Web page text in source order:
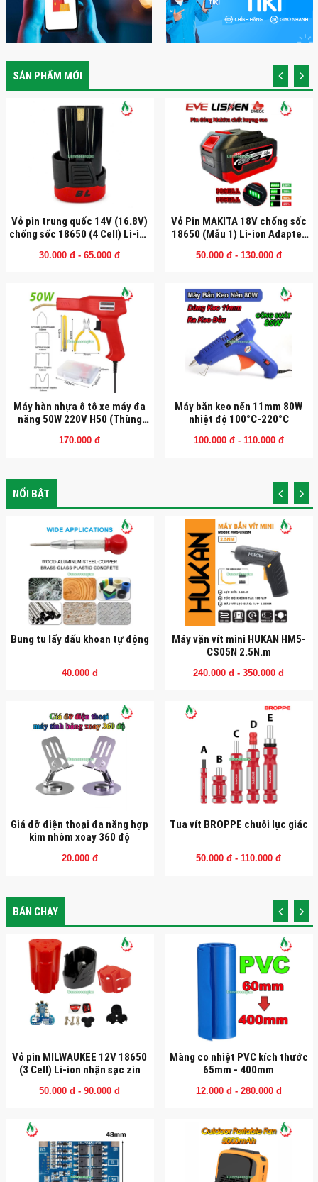
SẢN PHẨM MỚI
Vỏ pin trung quốc 14V (16.8V)
chống sốc 18650 (4 Cell) Li-ion
30.000 đ - 65.000 đ
Máy hàn nhựa ô tô xe máy đa
năng 50W 220V H50 (Thùng
170.000 đ
Vỏ Pin MAKITA 18V chống sốc
18650 (Mẫu 1) Li-ion Adapter
50.000 đ - 130.000 đ
Máy bắn keo nến 11mm 80W
nhiệt độ 100°C-220°C
100.000 đ - 110.000 đ
NỔI BẬT
Bung tu lấy dấu khoan tự động
40.000 đ
Giá đỡ điện thoại đa năng hợp
kim nhôm xoay 360 độ
20.000 đ
Máy vặn vít mini HUKAN HM5-
CS05N 2.5N.m
240.000 đ - 350.000 đ
Tua vít BROPPE chuôi lục giác
50.000 đ - 110.000 đ
BÁN CHẠY
Vỏ pin MILWAUKEE 12V 18650
(3 Cell) Li-ion nhận sạc zin
50.000 đ - 90.000 đ
Màng co nhiệt PVC kích thước
65mm - 400mm
12.000 đ - 280.000 đ